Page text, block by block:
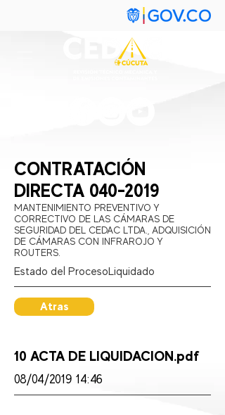
CONTRATACIÓN
DIRECTA 040-2019
MANTENIMIENTO PREVENTIVO Y
CORRECTIVO DE LAS CÁMARAS DE
SEGURIDAD DEL CEDAC LTDA., ADQUISICIÓN
DE CÁMARAS CON INFRAROJO Y
ROUTERS.
Estado del Proceso:Liquidado
Atras
10 ACTA DE LIQUIDACION.pdf
08/04/2019 14:46